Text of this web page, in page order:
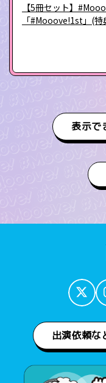
【5冊セット】
「#Mooove!1st」(特
表示で
出演依頼な